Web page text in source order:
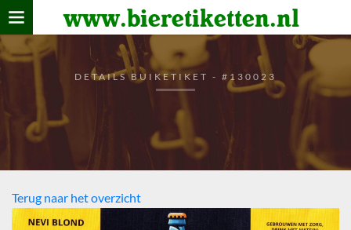
www.bieretiketten.nl
Home
verzamelen
De bierkaart
Bezoekers
DETAILS BUIKETIKET - #130023
Terug naar het overzicht